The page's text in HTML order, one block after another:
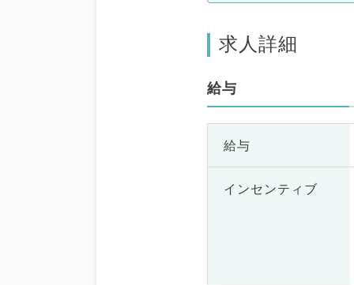
求人詳細
給与
給与
インセンティブ